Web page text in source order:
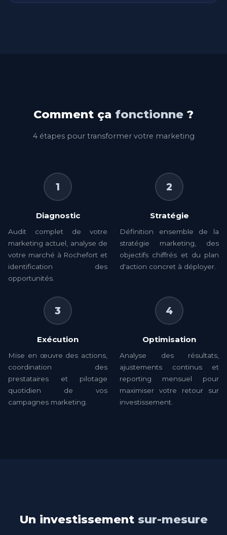
Comment ça fonctionne ?
4 étapes pour transformer votre marketing
1
Diagnostic
Audit complet de votre
marketing actuel, analyse de
votre marché à Rochefort et
identification des
opportunités.
2
Stratégie
Définition ensemble de la
stratégie marketing, des
objectifs chiffrés et du plan
d'action concret à déployer.
3
Exécution
Mise en œuvre des actions,
coordination des
prestataires et pilotage
quotidien de vos
campagnes marketing.
4
Optimisation
Analyse des résultats,
ajustements continus et
reporting mensuel pour
maximiser votre retour sur
investissement.
Un investissement sur-mesure